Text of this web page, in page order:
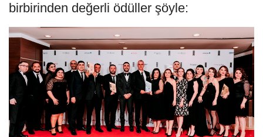
birbirinden değerli ödüller şöyle: